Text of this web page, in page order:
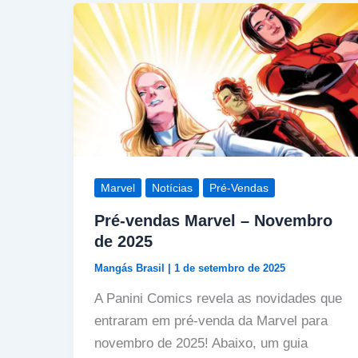
Marvel Notícias Pré-Vendas
Pré-vendas Marvel – Novembro
de 2025
Mangás Brasil | 1 de setembro de 2025
A Panini Comics revela as novidades que
entraram em pré-venda da Marvel para
novembro de 2025! Abaixo, um guia